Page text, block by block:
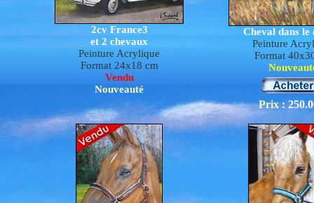
2cv France3
et 2 chevaux
Peinture Acrylique
Format 24x18 cm
Vendu
Nouveauté
Cheval dans le
Peinture
Format
Prix :250